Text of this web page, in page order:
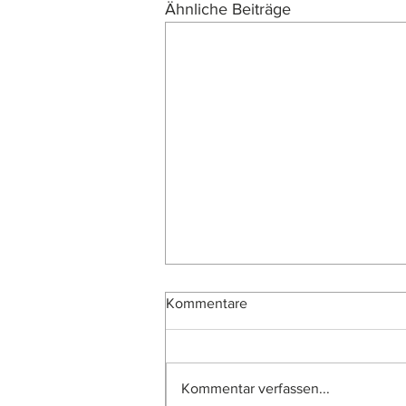
Ähnliche Beiträge
Kommentare
Kommentar verfassen...